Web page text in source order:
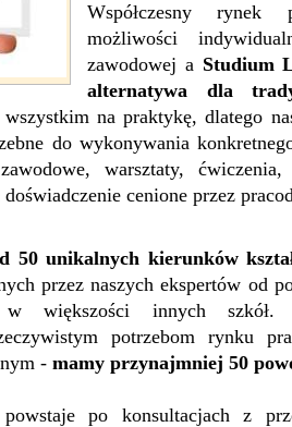
Współczesny
możliwości
zawodowej a Studium
alternatywa dla
na praktykę, dlatego
do wykonywania
warsztaty,
cenione przez
50 unikalnych kierunków
przez naszych ekspertów od
większości innych szkół.
potrzebom rynku
- mamy przynajmniej 50
po konsultacjach z